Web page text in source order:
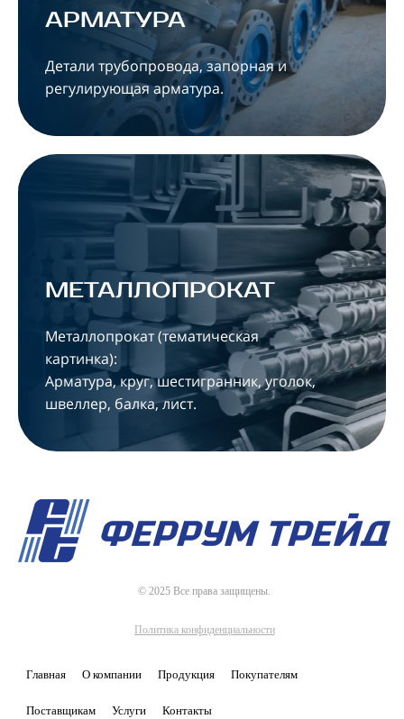
АРМАТУРА
Детали трубопровода, запорная и
регулирующая арматура.
МЕТАЛЛОПРОКАТ
Металлопрокат (тематическая
картинка):
Арматура, круг, шестигранник, уголок,
швеллер, балка, лист.
© 2025 Все права защищены.
Политика конфиденциальности
Главная О компании Продукция Покупателям
Поставщикам Услуги Контакты